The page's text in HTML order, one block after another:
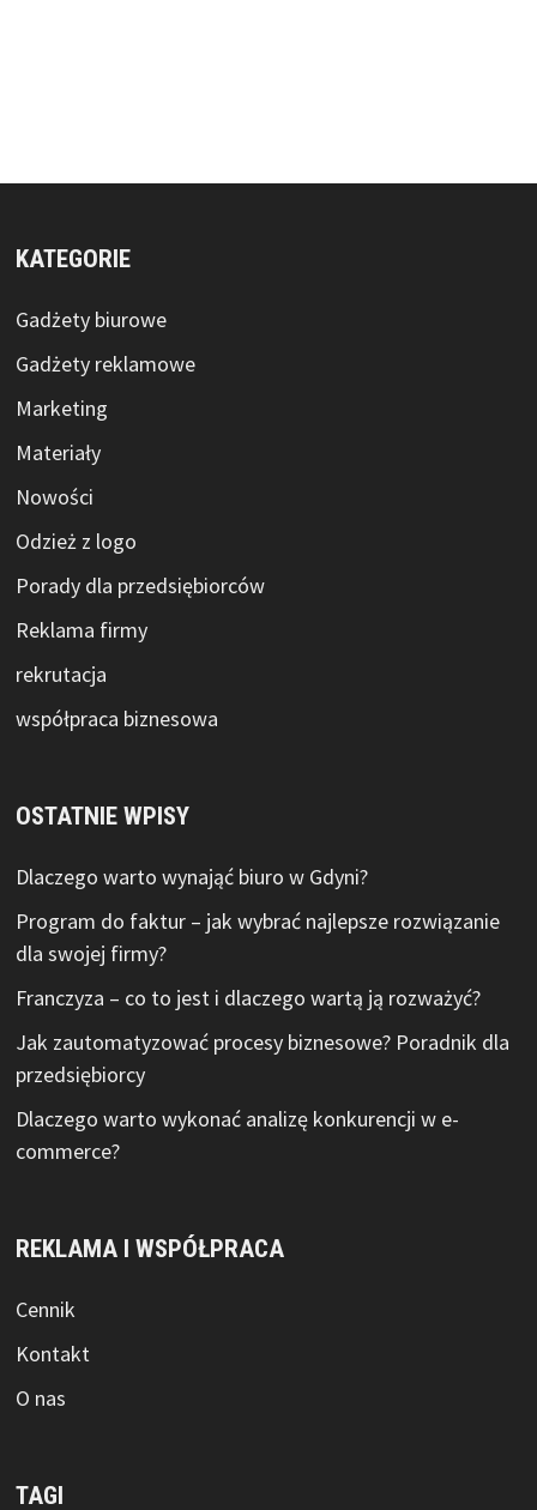
KATEGORIE
Gadżety biurowe
Gadżety reklamowe
Marketing
Materiały
Nowości
Odzież z logo
Porady dla przedsiębiorców
Reklama firmy
rekrutacja
współpraca biznesowa
OSTATNIE WPISY
Dlaczego warto wynająć biuro w Gdyni?
Program do faktur – jak wybrać najlepsze rozwiązanie
dla swojej firmy?
Franczyza – co to jest i dlaczego wartą ją rozważyć?
Jak zautomatyzować procesy biznesowe? Poradnik dla
przedsiębiorcy
Dlaczego warto wykonać analizę konkurencji w e-
commerce?
REKLAMA I WSPÓŁPRACA
Cennik
Kontakt
O nas
TAGI